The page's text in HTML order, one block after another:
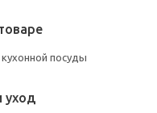
посуды
уход